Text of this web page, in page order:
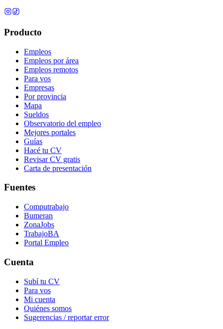
Producto
Empleos
Empleos por área
Empleos remotos
Para vos
Empresas
Por provincia
Mapa
Sueldos
Observatorio del empleo
Mejores portales
Guías
Hacé tu CV
Revisar CV gratis
Carta de presentación
Fuentes
Computrabajo
Bumeran
ZonaJobs
TrabajoBA
Portal Empleo
Cuenta
Subí tu CV
Para vos
Mi cuenta
Quiénes somos
Sugerencias / reportar error